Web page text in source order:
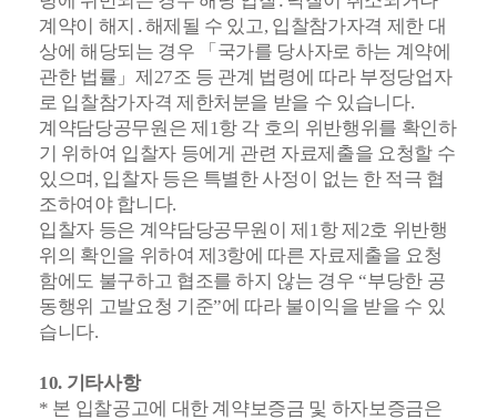
계약이 해지․해제될 수 있고, 입찰참가자격 제한 대
상에 해당되는 경우 「국가를 당사자로 하는 계약에
관한 법률」제27조 등 관계 법령에 따라 부정당업자
로 입찰참가자격 제한처분을 받을 수 있습니다.
계약담당공무원은 제1항 각 호의 위반행위를 확인하
기 위하여 입찰자 등에게 관련 자료제출을 요청할 수
있으며, 입찰자 등은 특별한 사정이 없는 한 적극 협
조하여야 합니다.
입찰자 등은 계약담당공무원이 제1항 제2호 위반행
위의 확인을 위하여 제3항에 따른 자료제출을 요청
함에도 불구하고 협조를 하지 않는 경우 “부당한 공
동행위 고발요청 기준”에 따라 불이익을 받을 수 있
습니다.
10. 기타사항
* 본 입찰공고에 대한 계약보증금 및 하자보증금은